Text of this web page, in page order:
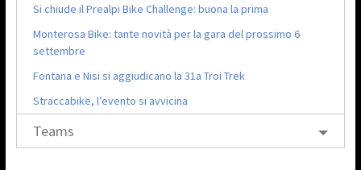
Si chiude il Prealpi Bike Challenge: buona la prima
Monterosa Bike: tante novità per la gara del prossimo 6
settembre
Fontana e Nisi si aggiudicano la 31a Troi Trek
Straccabike, l’evento si avvicina
Teams